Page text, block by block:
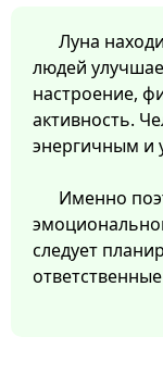
Луна
людей
настроение,
активность.
энергичным и
Именно
следует